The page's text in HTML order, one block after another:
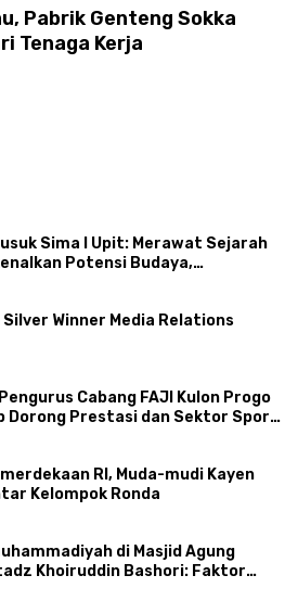
Pabrik Genteng Sokka
Tenaga Kerja
Sima I Upit: Merawat Sejarah
Potensi Budaya,
Silver Winner Media Relations
Cabang FAJI Kulon Progo
Dorong Prestasi dan Sektor Sport
RI, Muda-mudi Kayen
Kelompok Ronda
di Masjid Agung
Khoiruddin Bashori: Faktor